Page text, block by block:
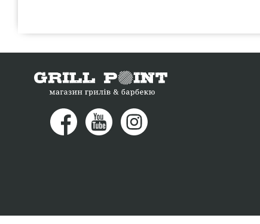
мангалів grillpoint.com.ua Погляньте і замовте
інтернет каталозі GrillPoint. Зателефонуйте
Франківськ